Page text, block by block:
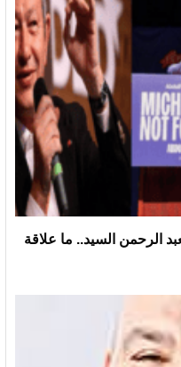
الرحمن السيد.. ما علاقة